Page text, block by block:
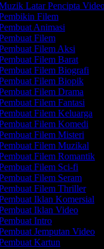
Latar Pencipta Video
Filem
Animasi
Filem
Filem Aksi
Filem Barat
Filem Biografi
Filem Biopik
Filem Drama
Filem Fantasi
Filem Keluarga
Filem Komedi
Filem Misteri
Filem Muzikal
Filem Romantik
Filem Sci-fi
Filem Seram
Filem Thriller
Iklan Komersial
Iklan Video
Intro
Jemputan Video
Kartun